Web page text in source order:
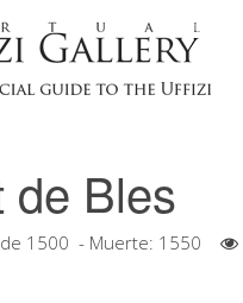
de Bles
1500 - Muerte: 1550